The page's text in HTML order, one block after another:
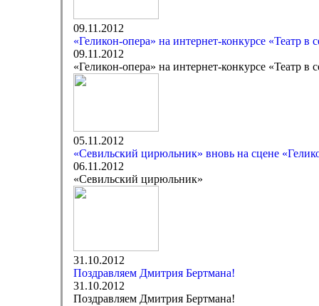
09.11.2012
«Геликон-опера» на интернет-конкурсе «Театр в
09.11.2012
«Геликон-опера» на интернет-конкурсе «Театр в
05.11.2012
«Севильский цирюльник» вновь на сцене
06.11.2012
«Севильский цирюльник»
31.10.2012
Поздравляем Дмитрия Бертмана!
31.10.2012
Поздравляем Дмитрия Бертмана!